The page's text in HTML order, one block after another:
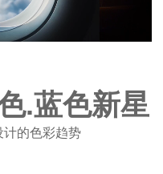
.蓝色新星
的色彩趋势